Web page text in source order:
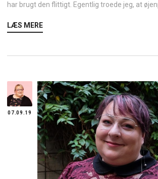
har brugt den flittigt. Egentlig troede jeg, at
LÆS MERE
07.09.19